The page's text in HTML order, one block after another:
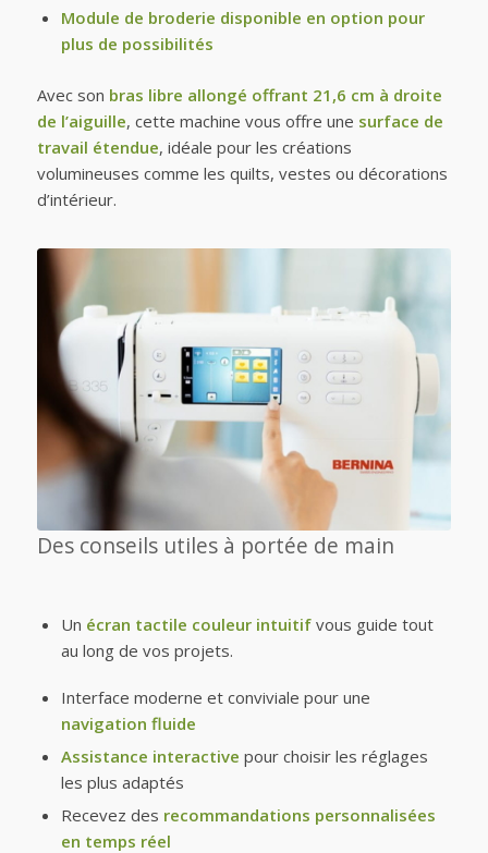
Module de broderie disponible en option pour
plus de possibilités
Avec son bras libre allongé offrant 21,6 cm à droite
de l’aiguille, cette machine vous offre une surface de
travail étendue, idéale pour les créations
volumineuses comme les quilts, vestes ou décorations
d’intérieur.
Des conseils utiles à portée de main
Un écran tactile couleur intuitifvous guide tout
au long de vos projets.
Interface moderne et conviviale pour une
navigation fluide
Assistance interactive pour choisir les réglages
les plus adaptés
Recevez des recommandations personnalisées
en temps réel